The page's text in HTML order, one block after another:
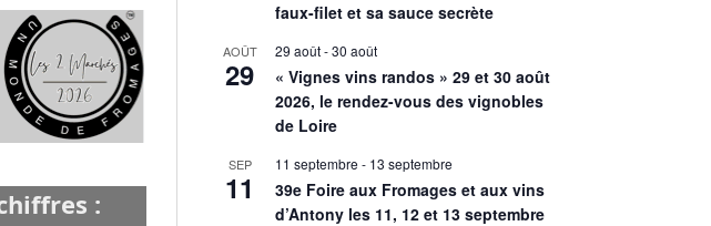
:
faux-filet et sa sauce secrète
AOÛT
29
29 août-30 août
« Vignes vins randos » 29 et 30 août
2026, le rendez-vous des vignobles
de Loire
SEP
11
11 septembre - 13 septembre
39e Foire aux Fromages et aux vins
d’Antony les 11, 12 et 13 septembre